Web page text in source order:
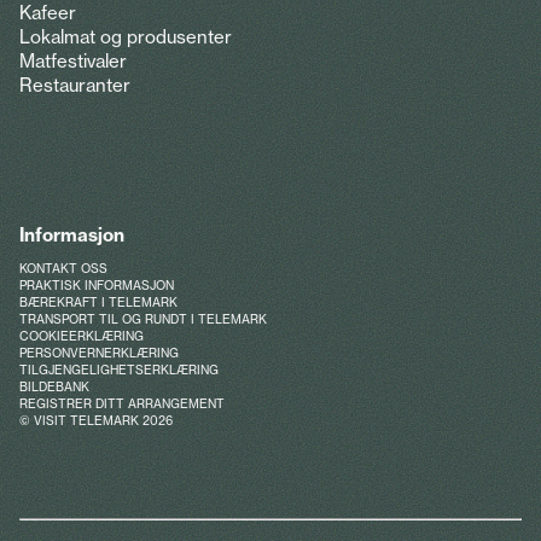
Kafeer
Lokalmat og produsenter
Matfestivaler
Restauranter
Informasjon
KONTAKT OSS
PRAKTISK INFORMASJON
BÆREKRAFT I TELEMARK
TRANSPORT TIL OG RUNDT I TELEMARK
COOKIEERKLÆRING
PERSONVERNERKLÆRING
TILGJENGELIGHETSERKLÆRING
BILDEBANK
REGISTRER DITT ARRANGEMENT
© VISIT TELEMARK 2026